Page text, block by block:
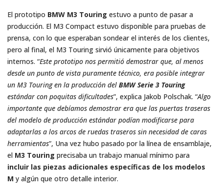
El prototipo BMW M3 Touring estuvo a punto de pasar a
producción. El M3 Compact estuvo disponible para pruebas de
prensa, con lo que esperaban sondear el interés de los clientes,
pero al final, el M3 Touring sirvió únicamente para objetivos
internos. “Este prototipo nos permitió demostrar que, al menos
desde un punto de vista puramente técnico, era posible integrar
un M3 Touring en la producción del BMW Serie 3 Touring
estándar con poquitas dificultades”, explica Jakob Polschak. “Algo
importante que debíamos demostrar era que las puertas traseras
del modelo de producción estándar podían modificarse para
adaptarlas a los arcos de ruedas traseros sin necesidad de caras
herramientas”, Una vez hubo pasado por la línea de ensamblaje,
el M3 Touring precisaba un trabajo manual mínimo para
incluir las piezas adicionales específicas de los modelos
M y algún que otro detalle interior.